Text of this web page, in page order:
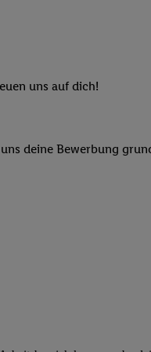
uns auf dich!
deine Bewerbung
übermittelter
Werbung. Speichern von